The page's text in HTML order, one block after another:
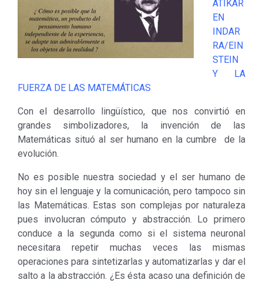
ATIKAR
EN
INDAR
RA/EIN
STEIN
Y LA
FUERZA DE LAS MATEMÁTICAS
Con el desarrollo lingüístico, que nos convirtió en
grandes simbolizadores, la invención de las
Matemáticas situó al ser humano en la cumbre de la
evolución.
No es posible nuestra sociedad y el ser humano de
hoy sin el lenguaje y la comunicación, pero tampoco sin
las Matemáticas. Estas son complejas por naturaleza
pues involucran cómputo y abstracción. Lo primero
conduce a la segunda como si el sistema neuronal
necesitara repetir muchas veces las mismas
operaciones para sintetizarlas y automatizarlas y dar el
salto a la abstracción. ¿Es ésta acaso una definición de